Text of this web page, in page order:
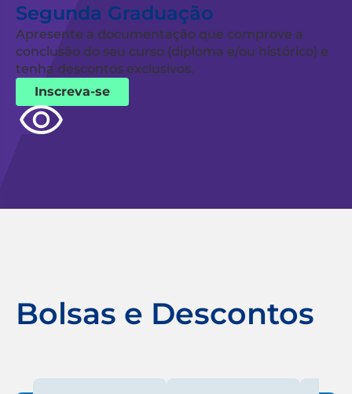
Segunda Graduação
Apresente a documentação que comprove a
conclusão do seu curso (diploma e/ou histórico) e
tenha descontos exclusivos.
Inscreva-se
Bolsas e Descontos